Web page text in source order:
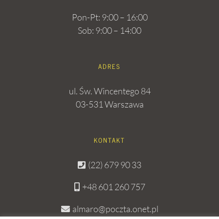
Pon-Pt: 9:00 – 16:00
Sob: 9:00 – 14:00
ADRES
ul. Św. Wincentego 84
03-531 Warszawa
KONTAKT
(22) 679 90 33
+48 601 260 757
almaro@poczta.onet.pl